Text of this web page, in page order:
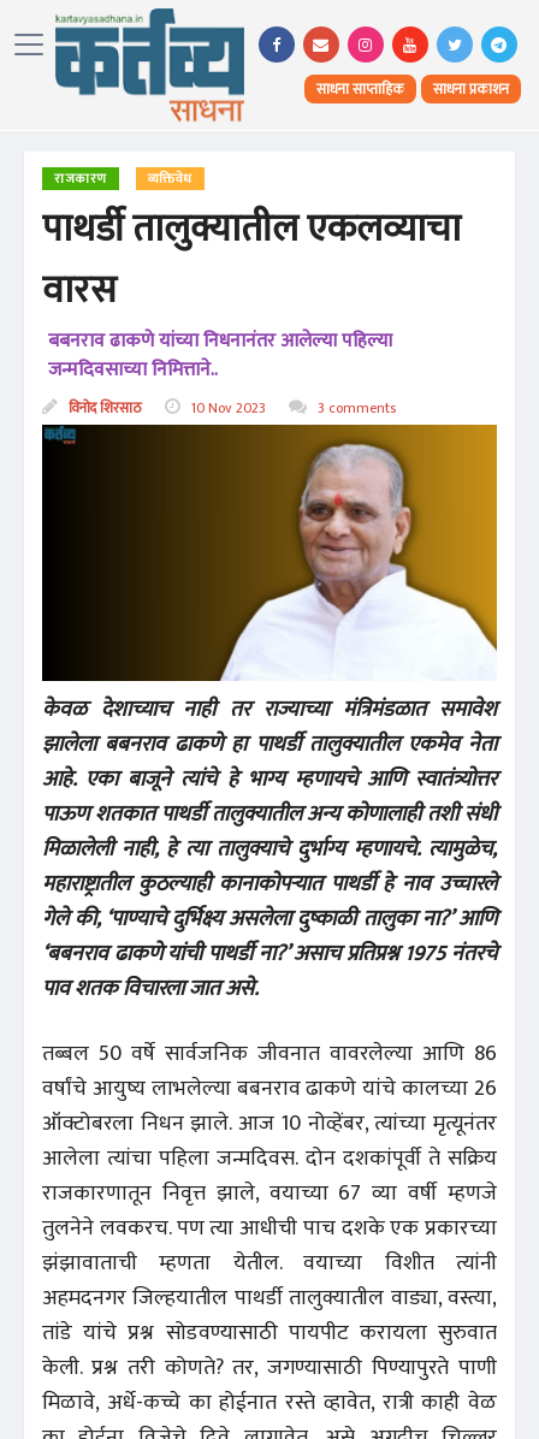
साधना साप्ताहिक साधना प्रकाशन
राजकारण व्यक्तिवेध
पाथर्डी तालुक्यातील एकलव्याचा
वारस
बबनराव ढाकणे यांच्या निधनानंतर आलेल्या पहिल्या
जन्मदिवसाच्या निमित्ताने..
विनोद शिरसाठ 10 Nov 2023 3 comments
केवळ देशाच्याच नाही तर राज्याच्या मंत्रिमंडळात समावेश
झालेला बबनराव ढाकणे हा पाथर्डी तालुक्यातील एकमेव नेता
आहे. एका बाजूने त्यांचे हे भाग्य म्हणायचे आणि स्वातंत्र्योत्तर
पाऊण शतकात पाथर्डी तालुक्यातील अन्य कोणालाही तशी संधी
मिळालेली नाही, हे त्या तालुक्याचे दुर्भाग्य म्हणायचे. त्यामुळेच,
महाराष्ट्रातील कुठल्याही कानाकोपऱ्यात पाथर्डी हे नाव उच्चारले
गेले की, ‘पाण्याचे दुर्भिक्ष्य असलेला दुष्काळी तालुका ना?’ आणि
‘बबनराव ढाकणे यांची पाथर्डी ना?’ असाच प्रतिप्रश्न 1975 नंतरचे
पाव शतक विचारला जात असे.
तब्बल 50 वर्षे सार्वजनिक जीवनात वावरलेल्या आणि 86
वर्षांचे आयुष्य लाभलेल्या बबनराव ढाकणे यांचे कालच्या 26
ऑक्टोबरला निधन झाले. आज 10 नोव्हेंबर, त्यांच्या मृत्यूनंतर
आलेला त्यांचा पहिला जन्मदिवस. दोन दशकांपूर्वी ते सक्रिय
राजकारणातून निवृत्त झाले, वयाच्या 67 व्या वर्षी म्हणजे
तुलनेने लवकरच. पण त्या आधीची पाच दशके एक प्रकारच्या
झंझावाताची म्हणता येतील. वयाच्या विशीत त्यांनी
अहमदनगर जिल्हयातील पाथर्डी तालुक्यातील वाड्या, वस्त्या,
तांडे यांचे प्रश्न सोडवण्यासाठी पायपीट करायला सुरुवात
केली. प्रश्न तरी कोणते? तर, जगण्यासाठी पिण्यापुरते पाणी
मिळावे, अर्धे-कच्चे का होईनात रस्ते व्हावेत, रात्री काही वेळ